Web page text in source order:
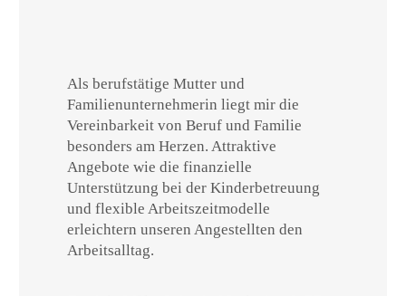
Als berufstätige Mutter und
Familienunternehmerin liegt mir die
Vereinbarkeit von Beruf und Familie
besonders am Herzen. Attraktive
Angebote wie die finanzielle
Unterstützung bei der Kinderbetreuung
und flexible Arbeitszeitmodelle
erleichtern unseren Angestellten den
Arbeitsalltag.